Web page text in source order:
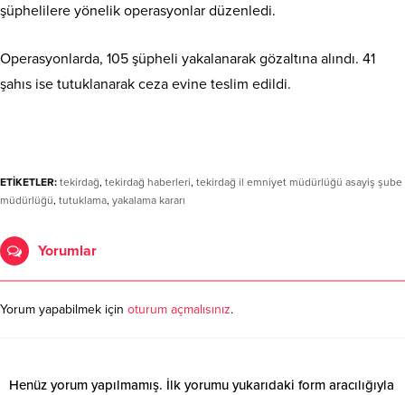
şüphelilere yönelik operasyonlar düzenledi.
Operasyonlarda, 105 şüpheli yakalanarak gözaltına alındı. 41
şahıs ise tutuklanarak ceza evine teslim edildi.
ETİKETLER: tekirdağ, tekirdağ haberleri, tekirdağ il emniyet müdürlüğü asayiş şube
müdürlüğü, tutuklama, yakalama kararı
Yorumlar
Yorum yapabilmek için oturum açmalısınız.
Henüz yorum yapılmamış. İlk yorumu yukarıdaki form aracılığıyla